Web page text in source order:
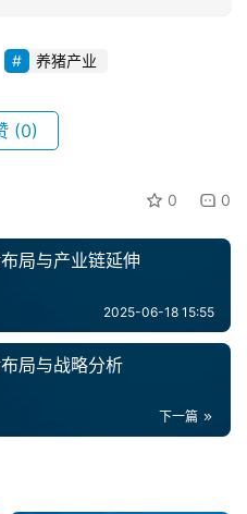
养猪产业
(0)
0 0
局与产业链延伸
2025-06-18 15:55
局与战略分析
下一篇